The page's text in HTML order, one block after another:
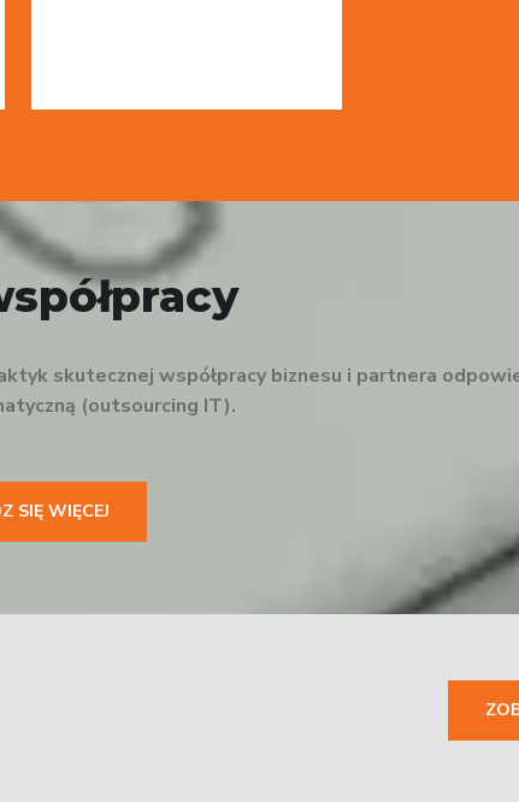
skutecznej współpracy biznesu i partnera
(outsourcing IT).
SIĘ WIĘCEJ